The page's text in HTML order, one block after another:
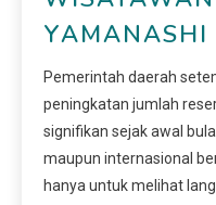
YAMANASHI
Pemerintah daerah
peningkatan jumlah
signifikan sejak awal
maupun internasional
hanya untuk melihat